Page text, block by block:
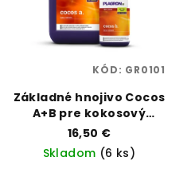
Základné hnojivo Cocos
A+B pre kokosový
substrát 1 L | Plagron |
Vaporama
16,50 €
Skladom (6 ks)
KÓD: GR0101